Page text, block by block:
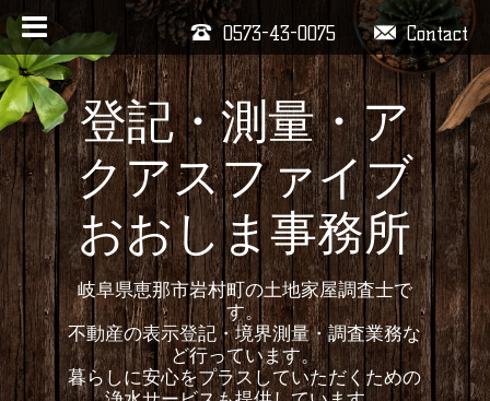
Contact
0573-43-0075
登記・測量・ア
クアスファイブ
おおしま事務所
岐阜県恵那市岩村町の土地家屋調査士で
す。
不動産の表示登記・境界測量・調査業務な
ど行っています。
暮らしに安心をプラスしていただくための